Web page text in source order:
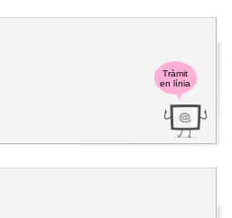
Tràmit
en línia